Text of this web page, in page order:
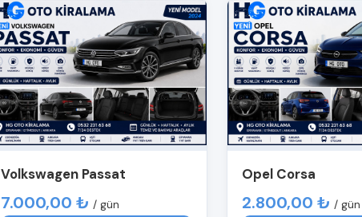
Volkswagen Passat
7.000,00 ₺ / gün
Opel Corsa
2.800,00 ₺ / gün